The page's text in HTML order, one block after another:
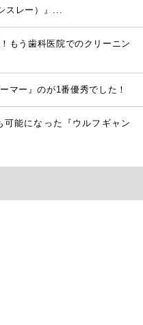
スレー）』...
もう歯科医院でのクリーニン
マー』のが1番優秀でした！
能になった『ウルフギャン